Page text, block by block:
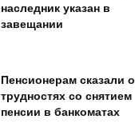
наследник указан в
завещании
Пенсионерам сказали о
трудностях со снятием
пенсии в банкоматах